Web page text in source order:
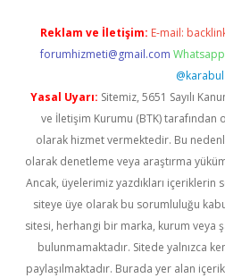
Reklam ve İletişim: E-mail:
forumhizmeti@gmail.com
@karabul
Yasal Uyarı: Sitemiz, 5651 Sayılı
ve İletişim Kurumu (BTK) tarafından
olarak hizmet vermektedir. Bu
olarak denetleme veya araştırma
Ancak, üyelerimiz yazdıkları içeriklerin
siteye üye olarak bu sorumluluğu
sitesi, herhangi bir marka, kurum veya
bulunmamaktadır. Sitede yalnızca
paylaşılmaktadır. Burada yer alan